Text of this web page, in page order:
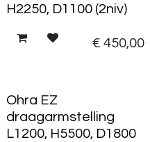
H2250, D1100 (2niv)
€450,00
Ohra EZ
draagarmstelling
L1200, H5500, D1800